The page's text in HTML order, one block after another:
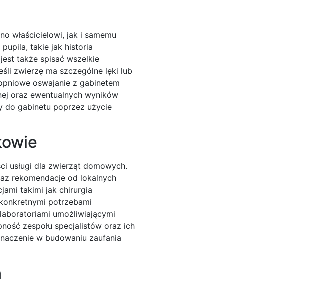
właścicielowi, jak i samemu
takie jak historia
także spisać wszelkie
zwierzę ma szczególne lęki lub
oswajanie z gabinetem
oraz ewentualnych wyników
do gabinetu poprzez użycie
usługi dla zwierząt domowych.
rekomendacje od lokalnych
takimi jak chirurgia
potrzebami
umożliwiającymi
zespołu specjalistów oraz ich
w budowaniu zaufania